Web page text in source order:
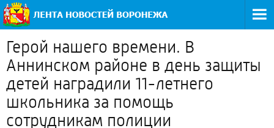
Герой нашего времени. В
Аннинском районе в день защиты
детей наградили 11-летнего
школьника за помощь
сотрудникам полиции